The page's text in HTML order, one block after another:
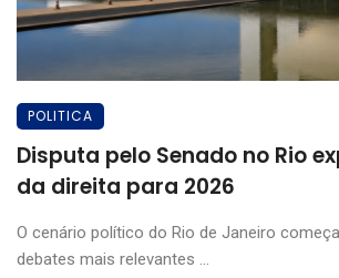
POLITICA
Disputa pelo Senado no Rio
da direita para 2026
O cenário político do Rio de Janeiro
debates mais relevantes ...